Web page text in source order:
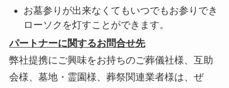
お墓参りが出来なくてもいつでもお参りでき
ローソクを灯すことができます。
パートナーに関するお問合せ先
弊社提携にご興味をお持ちのご葬儀社様、互助
会様、墓地・霊園様、葬祭関連業者様は、ぜ